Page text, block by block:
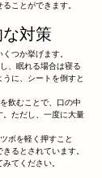
ことができます。
対策
つか挙げます。
、眠れる場合は寝る
に、シートを倒すと
飲むことで、口の中
。ただし、一度に大量
ボを軽く押すこと
るとされています。
てください。